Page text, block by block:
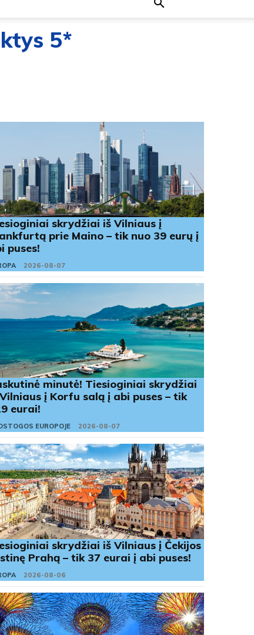
5*
skrydžiai iš Vilniaus į
prie Maino – tik nuo 39 eurų į
puses!
2026-08-07
minutė! Tiesioginiai skrydžiai
į Korfu salą į abi puses – tik
eurai!
EUROPOJE 2026-08-07
skrydžiai iš Vilniaus į Čekijos
Prahą – tik 37 eurai į abi puses!
2026-08-06